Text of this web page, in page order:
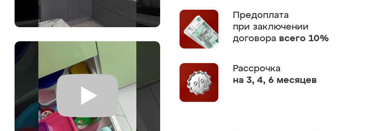
Предоплата
при заключении
договора всего 10%
Рассрочка
на 3, 4, 6 месяцев